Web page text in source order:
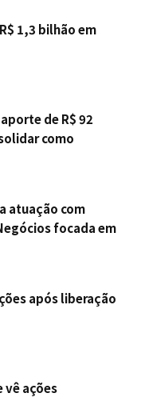
1,3 bilhão em
de R$ 92
como
em IA
atuação com
focada em
após liberação
vê ações